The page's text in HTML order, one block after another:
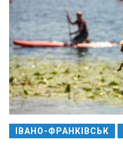
ІВАНО-ФРАНКІВСЬК